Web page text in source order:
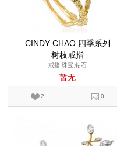
CINDY CHAO 四季系列
树枝戒指
戒指,珠宝,钻石
暂无
2 0